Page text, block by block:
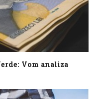
Vom analiza
în câteva zile, toate